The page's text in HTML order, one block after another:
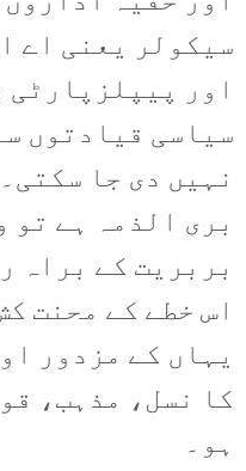
سیکولر یعنی اے
اور
سیاسی قیادتوں
نہیں دی جا
بری الذمہ ہے تو
بربریت کے براہ
اس خطے کے محنت
یہاں کے مزدور
کا نسل، مذہب،
ہو۔